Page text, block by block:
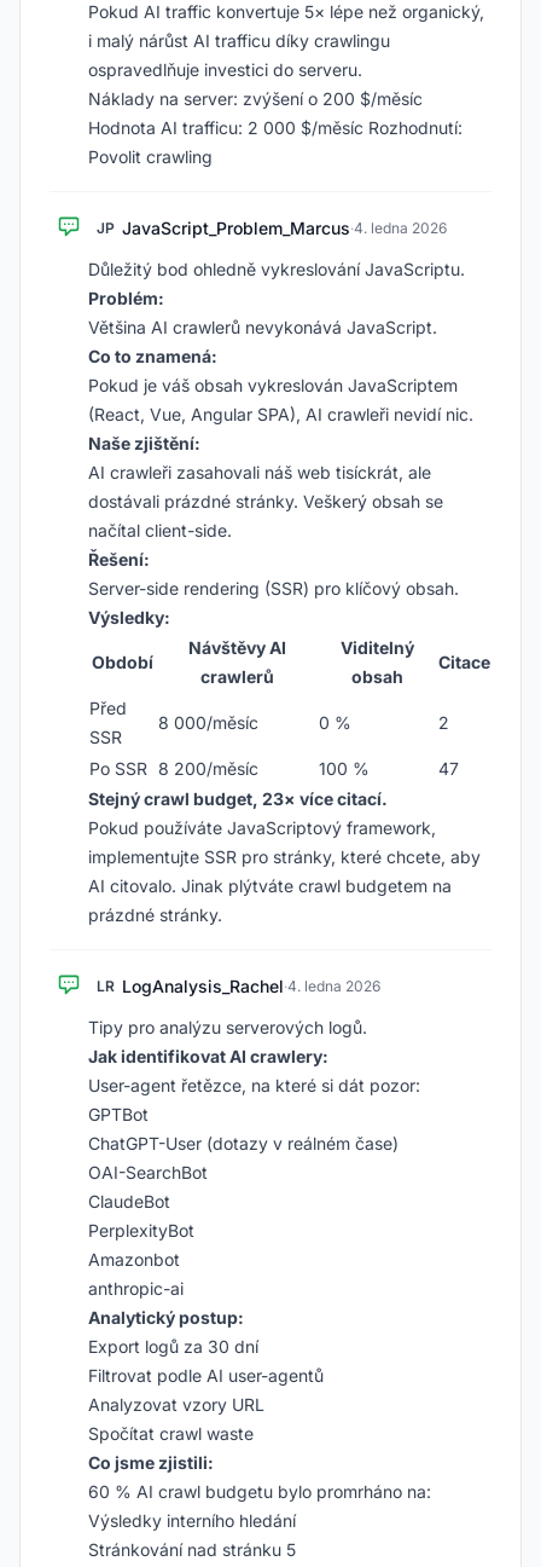
Pokud AI traffic konvertuje 5× lépe než organický,
i malý nárůst AI trafficu díky crawlingu
ospravedlňuje investici do serveru.
Náklady na server: zvýšení o 200 $/měsíc
Hodnota AI trafficu: 2 000 $/měsíc Rozhodnutí:
Povolit crawling
JP JavaScript_Problem_Marcus·4. ledna 2026
Důležitý bod ohledně vykreslování JavaScriptu.
Problém:
Většina AI crawlerů nevykonává JavaScript.
Co to znamená:
Pokud je váš obsah vykreslován JavaScriptem
(React, Vue, Angular SPA), AI crawleři nevidí nic.
Naše zjištění:
AI crawleři zasahovali náš web tisíckrát, ale
dostávali prázdné stránky. Veškerý obsah se
načítal client-side.
Řešení:
Server-side rendering (SSR) pro klíčový obsah.
Výsledky:
Období
Návštěvy AI
crawlerů
Viditelný
obsah
Citace
Před
SSR
8 000/měsíc 0 % 2
Po SSR 8 200/měsíc 100 %
47
Stejný crawl budget, 23× více citací.
Pokud používáte JavaScriptový framework,
implementujte SSR pro stránky, které chcete, aby
AI citovalo. Jinak plýtváte crawl budgetem na
prázdné stránky.
LR LogAnalysis_Rachel·4. ledna 2026
Tipy pro analýzu serverových logů.
Jak identifikovat AI crawlery:
User-agent řetězce, na které si dát pozor:
GPTBot
ChatGPT-User (dotazy v reálném čase)
OAI-SearchBot
ClaudeBot
PerplexityBot
Amazonbot
anthropic-ai
Analytický postup:
Export logů za 30 dní
Filtrovat podle AI user-agentů
Analyzovat vzory URL
Spočítat crawl waste
Co jsme zjistili:
60 % AI crawl budgetu bylo promrháno na:
Výsledky interního hledání
Stránkování nad stránku 5